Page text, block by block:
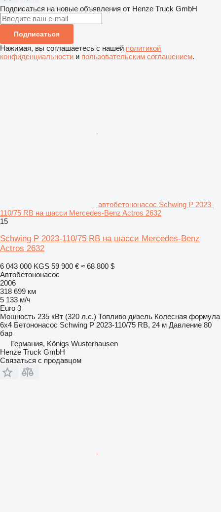
Подписаться на новые объявления от Henze Truck GmbH
Подписаться
Нажимая, вы соглашаетесь с нашей политикой
конфиденциальности и пользовательским соглашением.
автобетононасос Schwing P 2023-
110/75 RB на шасси Mercedes-Benz Actros 2632
15
Schwing P 2023-110/75 RB на шасси Mercedes-Benz
Actros 2632
6 043 000 KGS 59 900 € ≈ 68 800 $
Автобетононасос
2006
318 699 км
5 133 м/ч
Euro 3
Мощность 235 кВт (320 л.с.) Топливо дизель Колесная формула
6x4 Бетононасос Schwing P 2023-110/75 RB, 24 м Давление 80
бар
Германия, Königs Wusterhausen
Henze Truck GmbH
Связаться с продавцом